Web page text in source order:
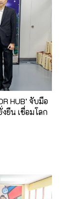
HUB’ จับมือ
ยืน เชื่อมโลก